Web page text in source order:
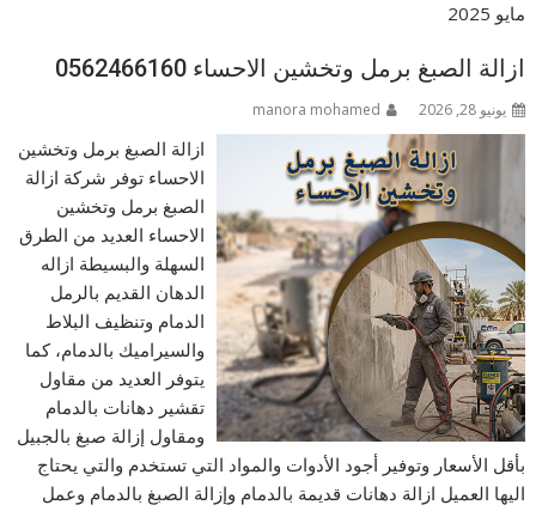
مايو 2025
ازالة الصبغ برمل وتخشين الاحساء 0562466160
يونيو 28, 2026 manora mohamed
ازالة الصبغ برمل وتخشين
الاحساء توفر شركة ازالة
الصبغ برمل وتخشين
الاحساء العديد من الطرق
السهلة والبسيطة ازاله
الدهان القديم بالرمل
الدمام وتنظيف البلاط
والسيراميك بالدمام، كما
يتوفر العديد من مقاول
تقشير دهانات بالدمام
ومقاول إزالة صبغ بالجبيل
بأقل الأسعار وتوفير أجود الأدوات والمواد التي تستخدم والتي يحتاج
اليها العميل ازالة دهانات قديمة بالدمام وإزالة الصبغ بالدمام وعمل